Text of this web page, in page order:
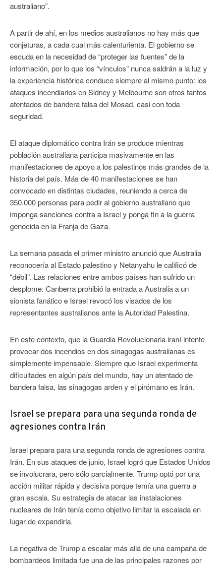
australiano”.
A partir de ahí, en los medios australianos no hay más que
conjeturas, a cada cual más calenturienta. El gobierno se
escuda en la necesidad de “proteger las fuentes” de la
información, por lo que los “vínculos” nunca saldrán a la luz y
la experiencia histórica conduce siempre al mismo punto: los
ataques incendiarios en Sidney y Melbourne son otros tantos
atentados de bandera falsa del Mosad, casi con toda
seguridad.
El ataque diplomático contra Irán se produce mientras
población australiana participa masivamente en las
manifestaciones de apoyo a los palestinos más grandes de la
historia del país. Más de 40 manifestaciones se han
convocado en distintas ciudades, reuniendo a cerca de
350.000 personas para pedir al gobierno australiano que
imponga sanciones contra a Israel y ponga fin a la guerra
genocida en la Franja de Gaza.
La semana pasada el primer ministro anunció que Australia
reconocería al Estado palestino y Netanyahu le calificó de
“débil”. Las relaciones entre ambos países han sufrido un
desplome: Canberra prohibió la entrada a Australia a un
sionista fanático e Israel revocó los visados de los
representantes australianos ante la Autoridad Palestina.
En este contexto, que la Guardia Revolucionaria iraní intente
provocar dos incendios en dos sinagogas australianas es
simplemente impensable. Siempre que Israel experimenta
dificultades en algún país del mundo, hay un atentado de
bandera falsa, las sinagogas arden y el pirómano es Irán.
Israel se prepara para una segunda ronda de
agresiones contra Irán
Israel prepara para una segunda ronda de agresiones contra
Irán. En sus ataques de junio, Israel logró que Estados Unidos
se involucrara, pero sólo parcialmente. Trump optó por una
acción militar rápida y decisiva porque temía una guerra a
gran escala. Su estrategia de atacar las instalaciones
nucleares de Irán tenía como objetivo limitar la escalada en
lugar de expandirla.
La negativa de Trump a escalar más allá de una campaña de
bombardeos limitada fue una de las principales razones por